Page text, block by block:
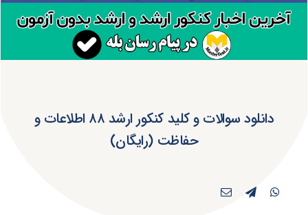
دانلود سوالات و کلید کنکور ارشد ۸۸ اطلاعات و
حفاظت (رایگان)